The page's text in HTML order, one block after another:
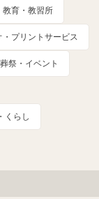
教育・教習所
・プリントサービス
祭・イベント
くらし